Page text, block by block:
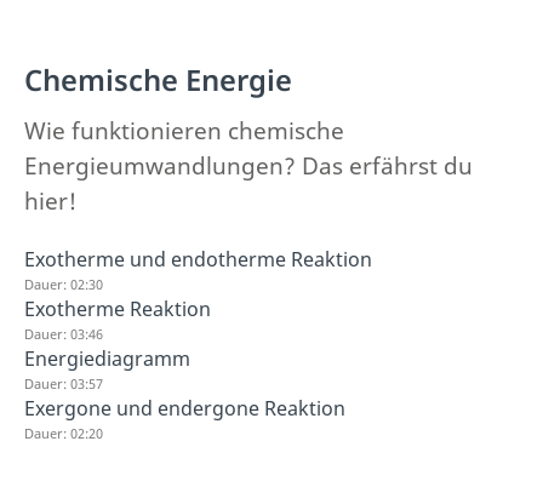
Chemische Energie
Wie funktionieren chemische
Energieumwandlungen? Das erfährst du
hier!
Exotherme und endotherme Reaktion
Dauer: 02:30
Exotherme Reaktion
Dauer: 03:46
Energiediagramm
Dauer: 03:57
Exergone und endergone Reaktion
Dauer: 02:20